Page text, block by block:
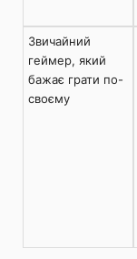
Звичайний
геймер, який
бажає грати по-
своєму